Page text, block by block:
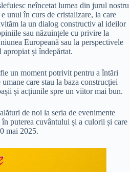
neîncetat lumea din jurul nostru
unul în curs de cristalizare, la care
la un dialog constructiv al ideilor
sau năzuințele cu privire la
Europeană sau la perspectivele
apropiat și îndepărtat.
un moment potrivit pentru a întări
care stau la baza construcției
și acțiunile spre un viitor mai bun.
de noi la seria de evenimente
puterea cuvântului și a culorii și care
mai 2025.